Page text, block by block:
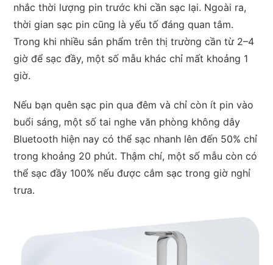
nhắc thời lượng pin trước khi cần sạc lại. Ngoài ra,
thời gian sạc pin cũng là yếu tố đáng quan tâm.
Trong khi nhiều sản phẩm trên thị trường cần từ 2–4
giờ để sạc đầy, một số mẫu khác chỉ mất khoảng 1
giờ.
Nếu bạn quên sạc pin qua đêm và chỉ còn ít pin vào
buổi sáng, một số tai nghe văn phòng không dây
Bluetooth hiện nay có thể sạc nhanh lên đến 50% chỉ
trong khoảng 20 phút. Thậm chí, một số mẫu còn có
thể sạc đầy 100% nếu được cắm sạc trong giờ nghỉ
trưa.